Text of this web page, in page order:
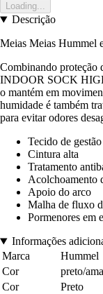
Loading...
Descrição
Meias Meias Hummel
Combinando proteção
INDOOR SOCK
o mantém em
humidade é também
para evitar odores
Tecido de
Cintura alta
Tratamento
Acolchoamento
Apoio do arco
Malha de fluxo
Pormenores em
Informações
Marca
Hummel
Cor
preto/
Cor
Preto